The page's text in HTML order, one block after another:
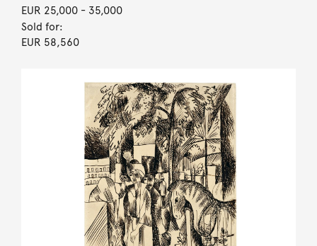
EUR 25,000- 35,000
Sold for:
EUR 58,560